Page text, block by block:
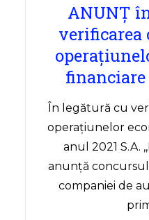
ANUNȚ
financiare
În legătură cu
operațiunelor
anul 2021 S.A.
anunță
companiei de